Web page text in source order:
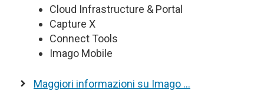
Cloud Infrastructure & Portal
Capture X
Connect Tools
Imago Mobile
Maggiori informazioni su Imago …